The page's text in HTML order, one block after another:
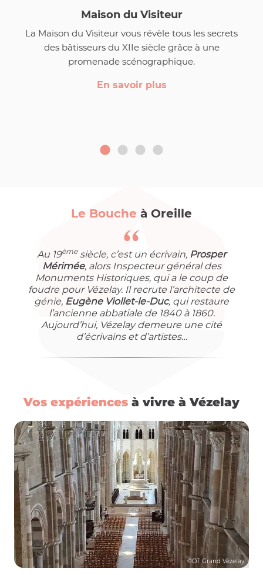
Maison du Visiteur
La Maison du Visiteur vous révèle tous les secrets
des bâtisseurs du XIIe siècle grâce à une
promenade scénographique.
En savoir plus
Le Bouche à Oreille
Au 19èmesiècle, c’est un écrivain, Prosper
Mérimée, alors Inspecteur général des
Monuments Historiques, qui a le coup de
foudre pour Vézelay. Il recrute l’architecte de
génie, Eugène Viollet-le-Duc, qui restaure
l’ancienne abbatiale de 1840 à 1860.
Aujourd’hui, Vézelay demeure une cité
d’écrivains et d’artistes…
Vos expériences à vivre à Vézelay
©OT Grand Vézelay